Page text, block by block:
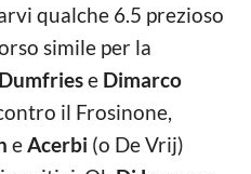
qualche 6.5 prezioso
simile per la
Dumfriese Dimarco
il Frosinone,
eAcerbi (o De Vrij)